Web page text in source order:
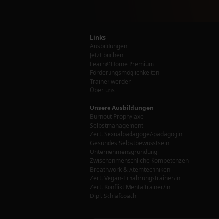
Links
Ausbildungen
Jetzt buchen
Learn@Home Premium
Förderungsmöglichkeiten
Trainer werden
Über uns
Unsere Ausbildungen
Burnout Prophylaxe
Selbstmanagement
Zert. Sexualpädagoge/-pädagogin
Gesundes Selbstbewusstsein
Unternehmensgründung
Zwischenmenschliche Kompetenzen
Breathwork & Atemtechniken
Zert. Vegan-Ernährungstrainer/in
Zert. Konflikt Mentaltrainer/in
Dipl. Schlafcoach